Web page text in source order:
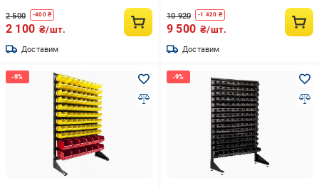
2 500 -400₴
2 100 ₴/шт.
Доставим
10 920 -1 420 ₴
9 500 ₴/шт.
Доставим